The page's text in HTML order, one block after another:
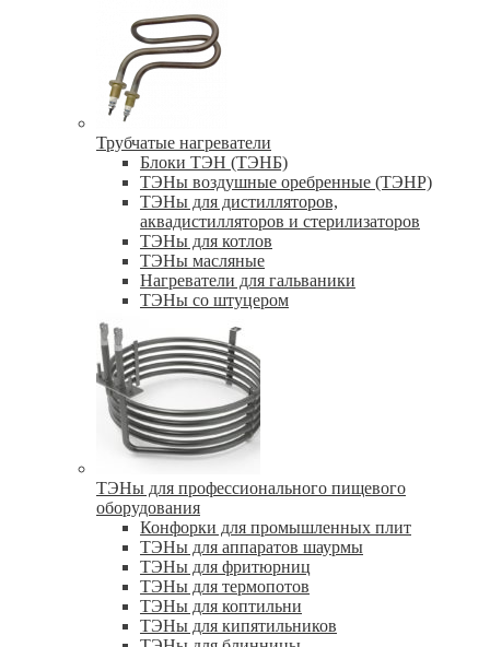
Трубчатые нагреватели
Блоки ТЭН (ТЭНБ)
ТЭНы воздушные оребренные (ТЭНР)
ТЭНы для дистилляторов,
аквадистилляторов и стерилизаторов
ТЭНы для котлов
ТЭНы масляные
Нагреватели для гальваники
ТЭНы со штуцером
ТЭНы для профессионального пищевого
оборудования
Конфорки для промышленных плит
ТЭНы для аппаратов шаурмы
ТЭНы для фритюрниц
ТЭНы для термопотов
ТЭНы для коптильни
ТЭНы для кипятильников